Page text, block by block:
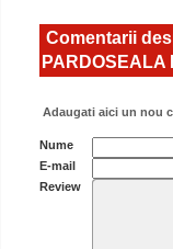
Comentarii
PARDOSEALA
Adaugati aici un nou
Nume
E-mail
Review